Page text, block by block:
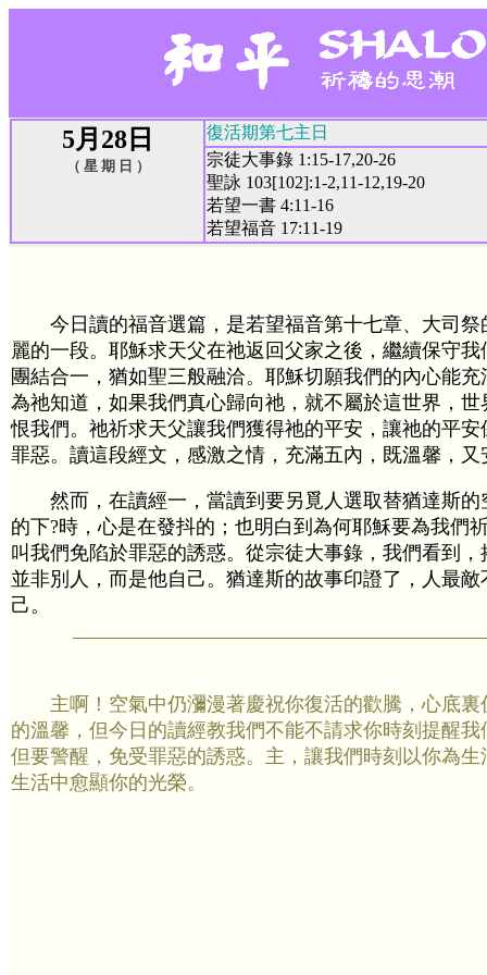
5月28日
（ 星 期 日 ）
復活期第七主日
宗徒大事錄 1:15-17,20-26
聖詠 103[102]:1-2,11-12,19-20
若望一書 4:11-16
若望福音 17:11-19
今日讀的福音選篇，是若望福音第十七章、大司
麗的一段。耶穌求天父在祂返回父家之後，繼續保守
團結合一，猶如聖三般融洽。耶穌切願我們的內心能
為祂知道，如果我們真心歸向祂，就不屬於這世界，
恨我們。祂祈求天父讓我們獲得祂的平安，讓祂的平
罪惡。讀這段經文，感激之情，充滿五內，既溫馨，又
然而，在讀經一，當讀到要另覓人選取替猶達斯
的下?時，心是在發抖的；也明白到為何耶穌要為我們
叫我們免陷於罪惡的誘惑。從宗徒大事錄，我們看到
並非別人，而是他自己。猶達斯的故事印證了，人最敵
己。
主啊！空氣中仍瀰漫著慶祝你復活的歡騰，心底
的溫馨，但今日的讀經教我們不能不請求你時刻提醒
但要警醒，免受罪惡的誘惑。主，讓我們時刻以你為
生活中愈顯你的光榮。